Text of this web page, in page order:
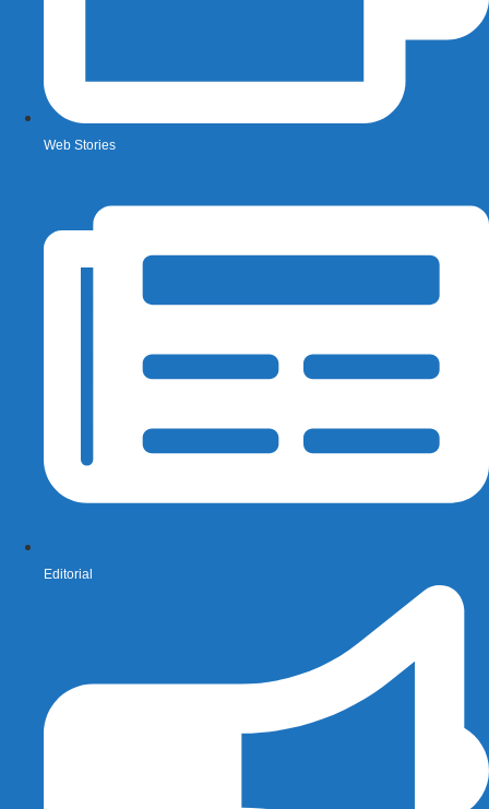
Web Stories
Editorial